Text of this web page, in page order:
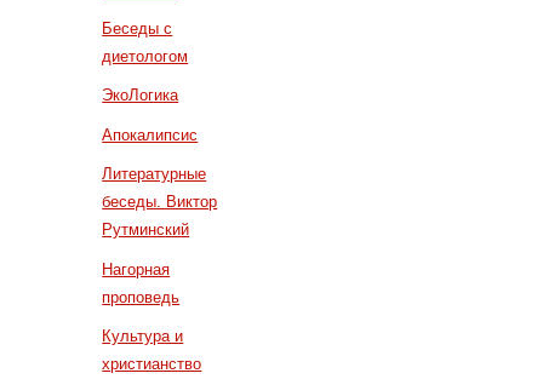
Беседы с
диетологом
ЭкоЛогика
Апокалипсис
Литературные
беседы. Виктор
Рутминский
Нагорная
проповедь
Культура и
христианство